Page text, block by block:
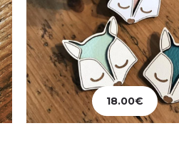
18.00€